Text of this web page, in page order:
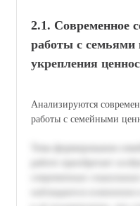
2.1. Современное
работы с семьями
укрепления
Анализируются
работы с семейными